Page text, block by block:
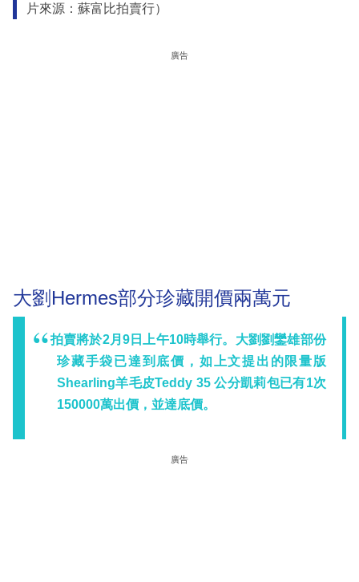
片來源：蘇富比拍賣行）
廣告
大劉Hermes部分珍藏開價兩萬元
拍賣將於2月9日上午10時舉行。大劉劉鑾雄部份
珍藏手袋已達到底價，如上文提出的限量版
Shearling羊毛皮Teddy 35 公分凱莉包已有1次
150000萬出價，並達底價。
廣告